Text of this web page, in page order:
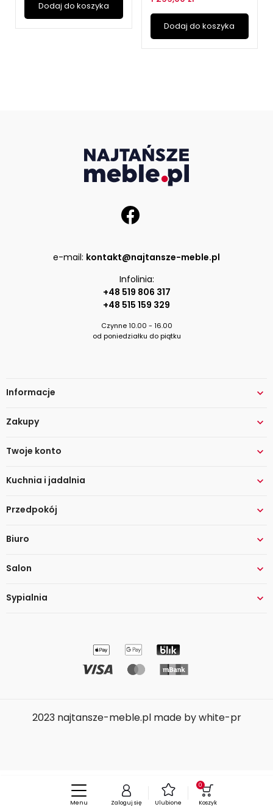
Dodaj do koszyka
Dodaj do koszyka
e-mail: kontakt@najtansze-meble.pl
Infolinia:
+48 519 806 317
+48 515 159 329
Czynne 10.00 - 16.00
od poniedziałku do piątku
Informacje 
Zakupy 
Twoje konto 
Kuchnia i jadalnia 
Przedpokój 
Biuro 
Salon 
Sypialnia 
2023 najtansze-meble.pl made by white-pr
Menu Zaloguj się Ulubione
0
Koszyk